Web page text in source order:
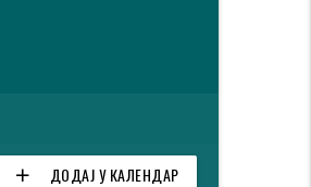
add ДОДАЈ У КАЛЕНДАР